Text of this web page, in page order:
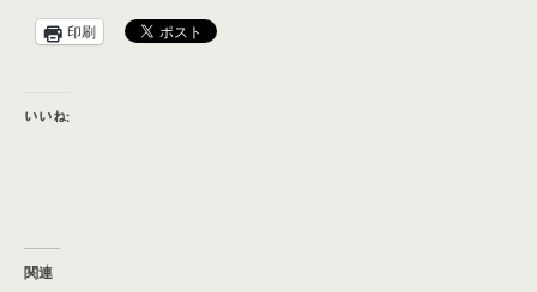
印刷
いいね:
関連